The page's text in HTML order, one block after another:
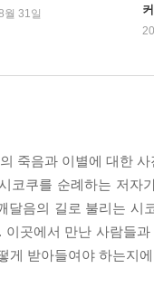
31일
죽음과 이별에 대한
쿠를 순례하는 저자
음의 길로 불리는 시
곳에서 만난 사람들
받아들여야 하는지